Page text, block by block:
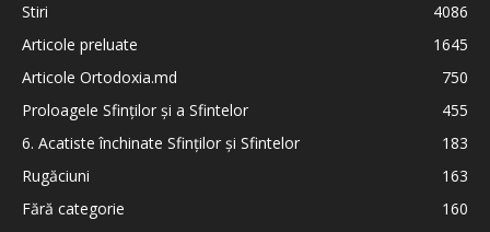
Stiri
4086
Articole preluate
1645
Articole Ortodoxia.md
750
Proloagele Sfinților și a Sfintelor
455
6. Acatiste închinate Sfinților și Sfintelor
183
Rugăciuni
163
Fără categorie
160